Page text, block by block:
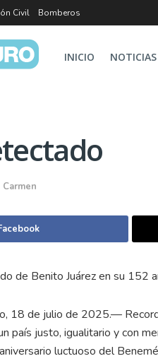
Civil Bomberos
INICIO NOTICIAS
de Benito Juárez en su 152
18 de julio de 2025.—
país justo, igualitario y con
luctuoso del